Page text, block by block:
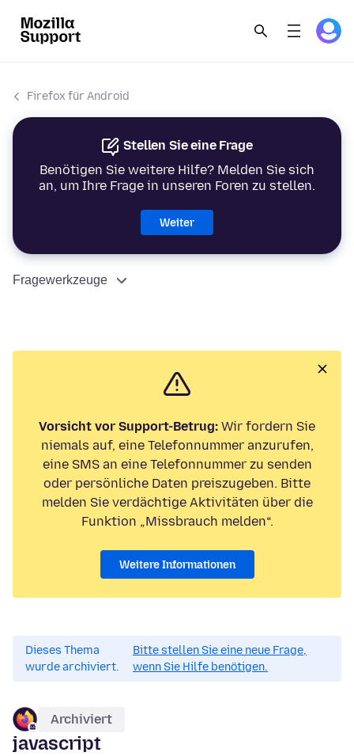
Firefox für Android
Stellen Sie eine Frage
Benötigen Sie weitere Hilfe? Melden Sie sich
an, um Ihre Frage in unseren Foren zu stellen.
Weiter
Fragewerkzeuge
Vorsicht vor Support-Betrug: Wir fordern Sie
niemals auf, eine Telefonnummer anzurufen,
eine SMS an eine Telefonnummer zu senden
oder persönliche Daten preiszugeben. Bitte
melden Sie verdächtige Aktivitäten über die
Funktion „Missbrauch melden“.
Weitere Informationen
Dieses Thema
wurde archiviert.
Bitte stellen Sie eine neue Frage,
wenn Sie Hilfe benötigen.
Archiviert
javascript